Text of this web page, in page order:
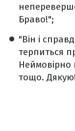
Браво!";
"Він і
терпиться
Неймовірно
тощо.